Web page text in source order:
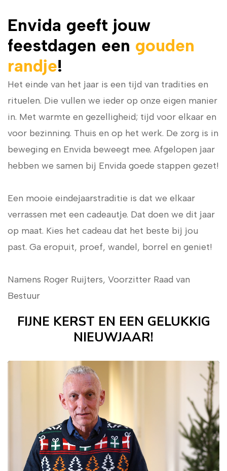
Envida geeft jouw
feestdagen een gouden
randje!
Het einde van het jaar is een tijd van tradities en
rituelen. Die vullen we ieder op onze eigen manier
in. Met warmte en gezelligheid; tijd voor elkaar en
voor bezinning. Thuis en op het werk. De zorg is in
beweging en Envida beweegt mee. Afgelopen jaar
hebben we samen bij Envida goede stappen gezet!
Een mooie eindejaarstraditie is dat we elkaar
verrassen met een cadeautje. Dat doen we dit jaar
op maat. Kies het cadeau dat het beste bij jou
past. Ga eropuit, proef, wandel, borrel en geniet!
Namens Roger Ruijters, Voorzitter Raad van
Bestuur
FIJNE KERST EN EEN GELUKKIG
NIEUWJAAR!